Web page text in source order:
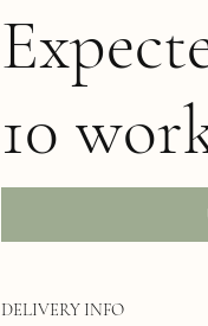
10
DELIVERY INFO